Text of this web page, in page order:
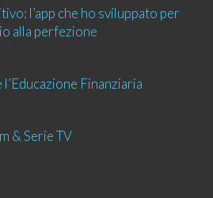
l’app che ho sviluppato per
alla perfezione
Finanziaria
& Serie TV